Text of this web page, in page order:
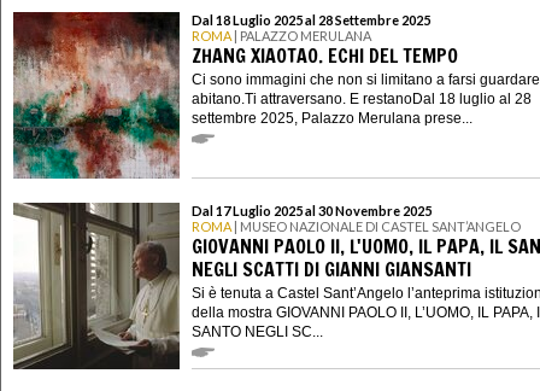
Dal 18 Luglio 2025 al 28 Settembre 2025
ROMA | PALAZZO MERULANA
ZHANG XIAOTAO. ECHI DEL TEMPO
Ci sono immagini che non si limitano a farsi
abitano.Ti attraversano. E restanoDal 18 luglio al 28
settembre 2025, Palazzo Merulana prese...
Dal 17 Luglio 2025 al 30 Novembre 2025
ROMA | MUSEO NAZIONALE DI CASTEL SANT’ANGELO
GIOVANNI PAOLO II, L'UOMO, IL PAPA, IL
NEGLI SCATTI DI GIANNI GIANSANTI
Si è tenuta a Castel Sant’Angelo l’anteprima
della mostra GIOVANNI PAOLO II, L’UOMO, IL PAPA,
SANTO NEGLI SC...